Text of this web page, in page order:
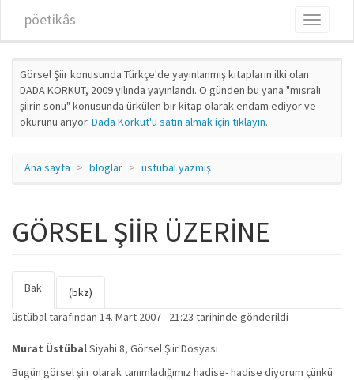
pöetikâs
Toggle
Görsel Şiir konusunda Türkçe'de yayınlanmış kitapların ilki olan
DADA KORKUT, 2009 yılında yayınlandı. O günden bu yana "mısralı
şiirin sonu" konusunda ürkülen bir kitap olarak endam ediyor ve
okurunu arıyor. Dada Korkut'u satın almak için tıklayın.
Ana sayfa bloglar üstübal yazmış
GÖRSEL ŞİİR ÜZERİNE
Birincil sekmeler
Bak
sekme)
(bkz)
üstübaltarafından 14. Mart 2007 - 21:23 tarihinde gönderildi
Murat ÜstübalSiyahi 8, Görsel Şiir Dosyası
Bugün görsel şiir olarak tanımladığımız hadise- hadise diyorum çünkü